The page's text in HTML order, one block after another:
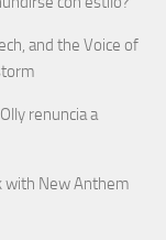
and the Voice of
renuncia a
with New Anthem